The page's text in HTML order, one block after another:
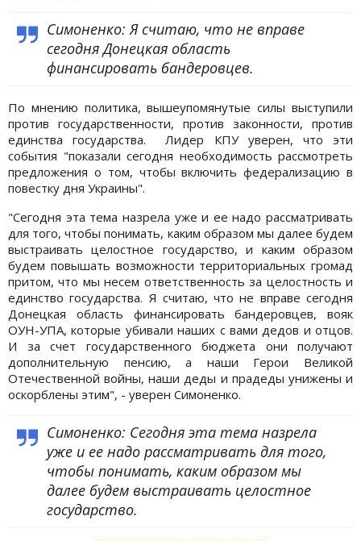
Симоненко: Я считаю, что не вправе
сегодня Донецкая область
финансировать бандеровцев.
По мнению политика, вышеупомянутые силы выступили
против государственности, против законности, против
единства государства. Лидер КПУ уверен, что эти
события "показали сегодня необходимость рассмотреть
предложения о том, чтобы включить федерализацию в
повестку дня Украины".
"Сегодня эта тема назрела уже и ее надо рассматривать
для того, чтобы понимать, каким образом мы далее будем
выстраивать целостное государство, и каким образом
будем повышать возможности территориальных громад
притом, что мы несем ответственность за целостность и
единство государства. Я считаю, что не вправе сегодня
Донецкая область финансировать бандеровцев, вояк
ОУН-УПА, которые убивали наших с вами дедов и отцов.
И за счет государственного бюджета они получают
дополнительную пенсию, а наши Герои Великой
Отечественной войны, наши деды и прадеды унижены и
оскорблены этим", - уверен Симоненко.
Симоненко: Сегодня эта тема назрела
уже и ее надо рассматривать для того,
чтобы понимать, каким образом мы
далее будем выстраивать целостное
государство.